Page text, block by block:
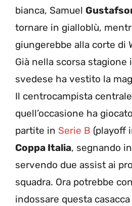
bianca, Samuel
tornare in gialloblù,
giungerebbe alla corte di
Già nella scorsa stagione
svedese ha vestito la
Il centrocampista centrale
quell’occasione ha
partite in Serie B (playoff
Coppa Italia, segnando
servendo due assist ai
squadra. Ora potrebbe
indossare questa